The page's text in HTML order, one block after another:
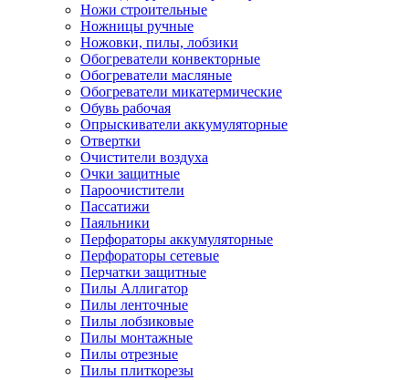
Ножи строительные
Ножницы ручные
Ножовки, пилы, лобзики
Обогреватели конвекторные
Обогреватели масляные
Обогреватели микатермические
Обувь рабочая
Опрыскиватели аккумуляторные
Отвертки
Очистители воздуха
Очки защитные
Пароочистители
Пассатижи
Паяльники
Перфораторы аккумуляторные
Перфораторы сетевые
Перчатки защитные
Пилы Аллигатор
Пилы ленточные
Пилы лобзиковые
Пилы монтажные
Пилы отрезные
Пилы плиткорезы